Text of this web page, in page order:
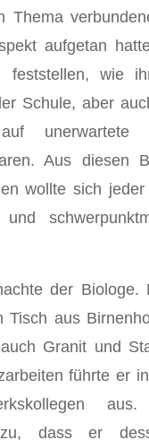
Thema
aufgetan
wie
Schule, aber
auf unerwartete
Aus diesen
wollte sich
und
der Biologe.
Tisch aus
Granit und
führte er
dass er